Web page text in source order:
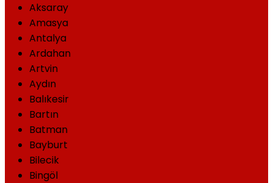
Aksaray
Amasya
Antalya
Ardahan
Artvin
Aydın
Balıkesir
Bartın
Batman
Bayburt
Bilecik
Bingöl